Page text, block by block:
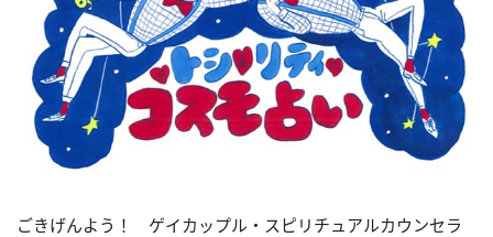
ごきげんよう！ ゲイカップル・スピリチュアルカウンセラ